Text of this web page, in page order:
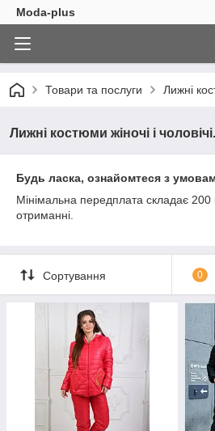
Moda-plus
Товари та послуги Лижні
Лижні костюми жіночі і чоловічі.
Будь ласка, ознайомтеся з
Мінімальна передплата складає
отриманні.
Сортування 0